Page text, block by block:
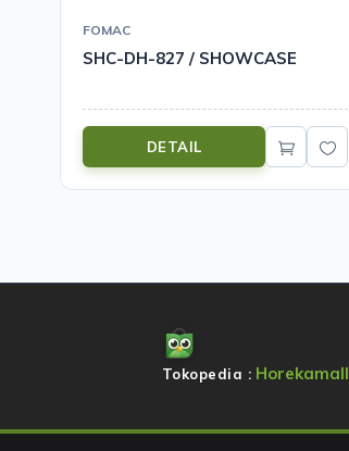
FOMAC
SHC-DH-827 / SHOWCASE
DETAIL
Tokopedia : Horekamall